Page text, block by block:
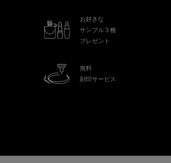
お好きな
サンプル３種
プレゼント
無料
刻印サービス